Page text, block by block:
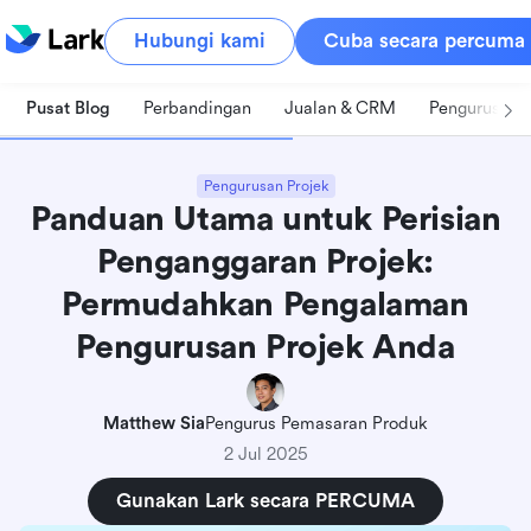
Hubungi kami Cuba secara percuma
Pusat Blog Perbandingan Jualan & CRM Pengurusan
Pengurusan Projek
Panduan Utama untuk Perisian
Penganggaran Projek:
Permudahkan Pengalaman
Pengurusan Projek Anda
Matthew SiaPengurus Pemasaran Produk
2 Jul 2025
Gunakan Lark secara PERCUMA